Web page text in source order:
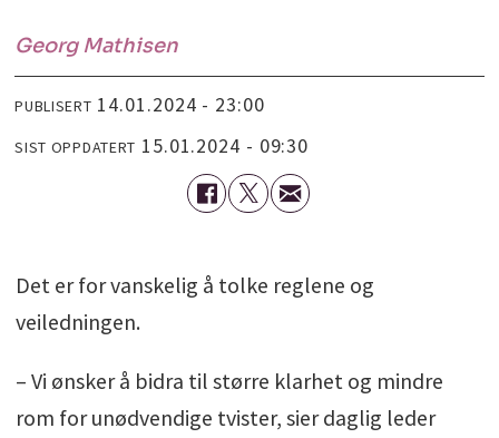
Georg Mathisen
PUBLISERT 14.01.2024 - 23:00
SIST OPPDATERT 15.01.2024 - 09:30
Det er for vanskelig å tolke reglene og
veiledningen.
– Vi ønsker å bidra til større klarhet og mindre
rom for unødvendige tvister, sier daglig leder